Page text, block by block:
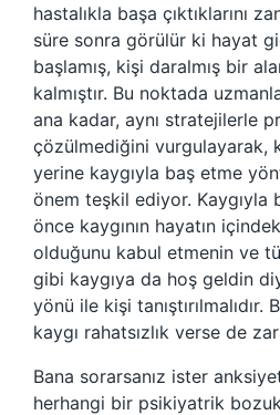
hastalıkla başa çıktıklarını
süre sonra görülür ki hayat
başlamış, kişi daralmış bir
kalmıştır. Bu noktada
ana kadar, aynı stratejilerle
çözülmediğini vurgulayarak,
yerine kaygıyla baş etme
önem teşkil ediyor. Kaygıyla
önce kaygının hayatın
olduğunu kabul etmenin ve
gibi kaygıya da hoş geldin
yönü ile kişi tanıştırılmalıdır.
kaygı rahatsızlık verse de
Bana sorarsanız ister
herhangi bir psikiyatrik